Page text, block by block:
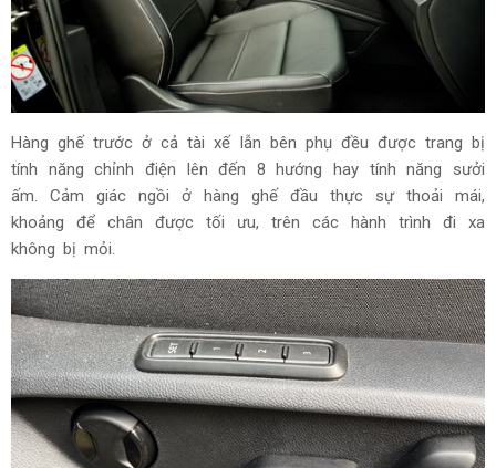
Hàng ghế trước ở cả tài xế lẫn bên phụ đều được trang bị
tính năng chỉnh điện lên đến 8 hướng hay tính năng sưởi
ấm. Cảm giác ngồi ở hàng ghế đầu thực sự thoải mái,
khoảng để chân được tối ưu, trên các hành trình đi xa
không bị mỏi.